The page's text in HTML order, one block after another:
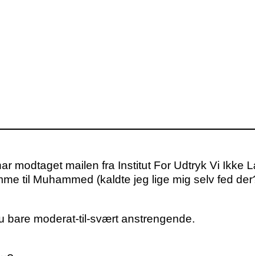
modtaget mailen fra Institut For Udtryk Vi Ikke
til Muhammed (kaldte jeg lige mig selv fed
bare moderat-til-svært anstrengende.